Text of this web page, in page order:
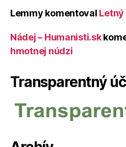
Lemmy komentoval
Nádej – Humanisti.sk
hmotnej núdzi
Transparentný